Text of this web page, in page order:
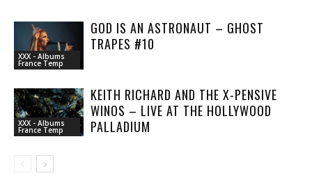
XXX - Albums
France Temp
GOD IS AN ASTRONAUT – GHOST
TRAPES #10
XXX - Albums
France Temp
KEITH RICHARD AND THE X-PENSIVE
WINOS – LIVE AT THE HOLLYWOOD
PALLADIUM